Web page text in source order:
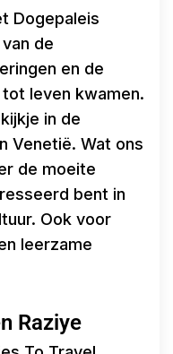
Dogepaleis
de
en de
leven kwamen.
in de
Venetië. Wat ons
de moeite
bent in
Ook voor
leerzame
Raziye